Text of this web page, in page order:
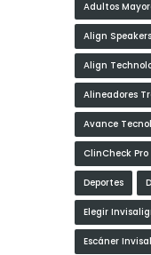
Adultos
Align
Align
Alineadores
Avance
ClinCheck Pro
Deportes
Elegir
Escáner